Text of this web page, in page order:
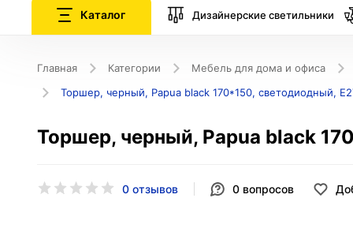
Каталог Дизайнерские светильники
Главная Категории
Мебель для дома и офиса
Торшер, черный, Papua black 170*150, светодиодный,
Торшер, черный, Papua black
0 отзывов 0 вопросов